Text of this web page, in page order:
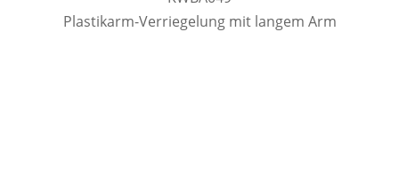
Plastikarm-Verriegelung mit langem Arm